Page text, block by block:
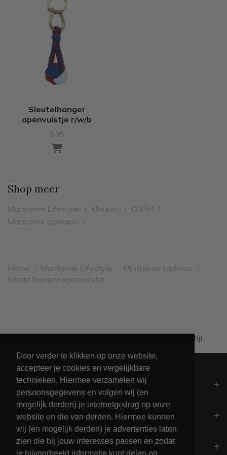
Door verder te klikken op onze website,
accepteer je cookies en vergelijkbare
technieken. Hiermee verzamelen wij
persoonsgegevens en volgen wij (en
mogelijk derden) je internetgedrag op onze
website en die van derden. Hiermee kunnen
wij (en mogelijk derden) je advertenties laten
zien die bij jouw interesses passen en zodat
Sleutelhanger
apenvuistje r/w/b
5.95
Shop meer
Maritieme Lifestyle \ Merken \ Outlet \
Maritieme cadeaus \
Home Maritieme Lifestyle Maritieme cadeaus
Sleutelhanger apenvuistje
Al 60+ jaar passie voor maritieme levensstijl
Algemeen
Contact
Openingstijden